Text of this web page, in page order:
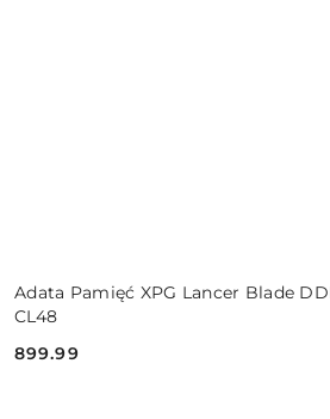
Adata Pamięć XPG Lancer Blade
CL48
Cena:
899.99